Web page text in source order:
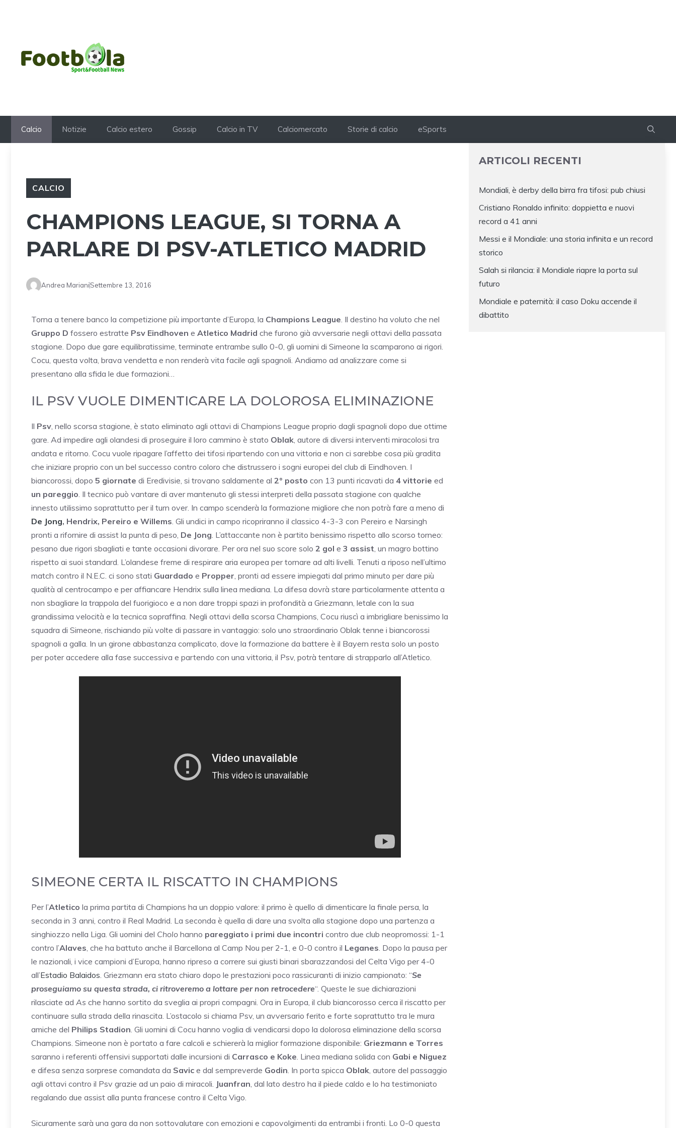
Calcio Notizie Calcio estero Gossip Calcio in TV Calciomercato Storie di calcio eSports
CALCIO
CHAMPIONS LEAGUE, SI TORNA A
PARLARE DI PSV-ATLETICO MADRID
Andrea MarianiSettembre 13, 2016
Torna a tenere banco la competizione più importante d’Europa, la Champions League. Il destino ha voluto che nel
Gruppo D fossero estratte Psv Eindhoven e Atletico Madrid che furono già avversarie negli ottavi della passata
stagione. Dopo due gare equilibratissime, terminate entrambe sullo 0-0, gli uomini di Simeone la scamparono ai rigori.
Cocu, questa volta, brava vendetta e non renderà vita facile agli spagnoli. Andiamo ad analizzare come si
presentano alla sfida le due formazioni…
IL PSV VUOLE DIMENTICARE LA DOLOROSA ELIMINAZIONE
Il Psv, nello scorsa stagione, è stato eliminato agli ottavi di Champions League proprio dagli spagnoli dopo due ottime
gare. Ad impedire agli olandesi di proseguire il loro cammino è stato Oblak, autore di diversi interventi miracolosi tra
andata e ritorno. Cocu vuole ripagare l’affetto dei tifosi ripartendo con una vittoria e non ci sarebbe cosa più gradita
che iniziare proprio con un bel successo contro coloro che distrussero i sogni europei del club di Eindhoven. I
biancorossi, dopo 5 giornate di Eredivisie, si trovano saldamente al 2° posto con 13 punti ricavati da 4 vittorie ed
un pareggio. Il tecnico può vantare di aver mantenuto gli stessi interpreti della passata stagione con qualche
innesto utilissimo soprattutto per il turn over. In campo scenderà la formazione migliore che non potrà fare a meno di
De Jong, Hendrix, Pereiro e Willems. Gli undici in campo ricopriranno il classico 4-3-3 con Pereiro e Narsingh
pronti a rifornire di assist la punta di peso, De Jong. L’attaccante non è partito benissimo rispetto allo scorso torneo:
pesano due rigori sbagliati e tante occasioni divorare. Per ora nel suo score solo 2 gol e 3 assist, un magro bottino
rispetto ai suoi standard. L’olandese freme di respirare aria europea per tornare ad alti livelli. Tenuti a riposo nell’ultimo
match contro il N.E.C. ci sono stati Guardado e Propper, pronti ad essere impiegati dal primo minuto per dare più
qualità al centrocampo e per affiancare Hendrix sulla linea mediana. La difesa dovrà stare particolarmente attenta a
non sbagliare la trappola del fuorigioco e a non dare troppi spazi in profondità a Griezmann, letale con la sua
grandissima velocità e la tecnica sopraffina. Negli ottavi della scorsa Champions, Cocu riuscì a imbrigliare benissimo la
squadra di Simeone, rischiando più volte di passare in vantaggio: solo uno straordinario Oblak tenne i biancorossi
spagnoli a galla. In un girone abbastanza complicato, dove la formazione da battere è il Bayern resta solo un posto
per poter accedere alla fase successiva e partendo con una vittoria, il Psv, potrà tentare di strapparlo all’Atletico.
SIMEONE CERTA IL RISCATTO IN CHAMPIONS
Per l’Atletico la prima partita di Champions ha un doppio valore: il primo è quello di dimenticare la finale persa, la
seconda in 3 anni, contro il Real Madrid. La seconda è quella di dare una svolta alla stagione dopo una partenza a
singhiozzo nella Liga. Gli uomini del Cholo hanno pareggiato i primi due incontri contro due club neopromossi: 1-1
contro l’Alaves, che ha battuto anche il Barcellona al Camp Nou per 2-1, e 0-0 contro il Leganes. Dopo la pausa per
le nazionali, i vice campioni d’Europa, hanno ripreso a correre sui giusti binari sbarazzandosi del Celta Vigo per 4-0
all’Estadio Balaidos. Griezmann era stato chiaro dopo le prestazioni poco rassicuranti di inizio campionato: “Se
proseguiamo su questa strada, ci ritroveremo a lottare per non retrocedere“. Queste le sue dichiarazioni
rilasciate ad As che hanno sortito da sveglia ai propri compagni. Ora in Europa, il club biancorosso cerca il riscatto per
continuare sulla strada della rinascita. L’ostacolo si chiama Psv, un avversario ferito e forte soprattutto tra le mura
amiche del Philips Stadion. Gli uomini di Cocu hanno voglia di vendicarsi dopo la dolorosa eliminazione della scorsa
Champions. Simeone non è portato a fare calcoli e schiererà la miglior formazione disponibile: Griezmann e Torres
saranno i referenti offensivi supportati dalle incursioni di Carrasco e Koke. Linea mediana solida con Gabi e Niguez
e difesa senza sorprese comandata da Savic e dal sempreverde Godin. In porta spicca Oblak, autore del passaggio
agli ottavi contro il Psv grazie ad un paio di miracoli. Juanfran, dal lato destro ha il piede caldo e lo ha testimoniato
regalando due assist alla punta francese contro il Celta Vigo.
Sicuramente sarà una gara da non sottovalutare con emozioni e capovolgimenti da entrambi i fronti. Lo 0-0 questa
ARTICOLI RECENTI
Mondiali, è derby della birra fra tifosi: pub chiusi
Cristiano Ronaldo infinito: doppietta e nuovi
record a 41 anni
Messi e il Mondiale: una storia infinita e un record
storico
Salah si rilancia: il Mondiale riapre la porta sul
futuro
Mondiale e paternità: il caso Doku accende il
dibattito